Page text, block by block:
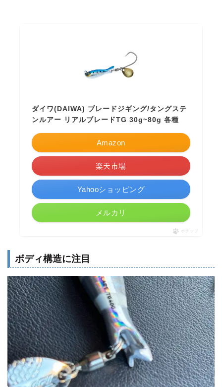
ダイワ(DAIWA) ブレードジギング/タングステ
ンルアー リアルブレードTG 30g~80g 各種
Amazon
楽天市場
Yahooショッピング
メルカリ
ポチップ
ボディ構造に注目